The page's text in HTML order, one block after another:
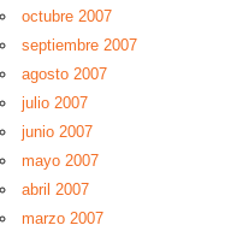
octubre 2007
septiembre 2007
agosto 2007
julio 2007
junio 2007
mayo 2007
abril 2007
marzo 2007